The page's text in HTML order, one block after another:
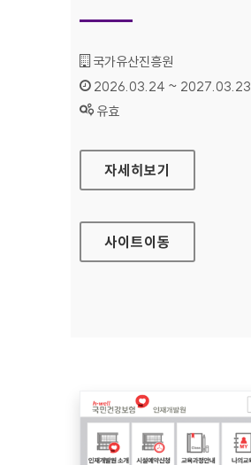
기관명 :
국가유산진흥원
인증기간 :
2026.03.24 ~ 2027.03.23
상태 :
유효
국가유산채널
자세히보기
사이트이동